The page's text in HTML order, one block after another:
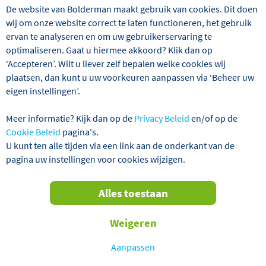
Londen, de hoofdstad van Groot-Brit­tannië, is een
populaire bestemming als stedentrip. Winkelstad,
museumstad, uitgaansstad, musicalstad en vooral
herinneringen en tradities uit het verleden. De zwarte
taxi’s en 'London bobbies' typeren het stadsbeeld in het
en avondtour van deze 4-daagse stedentrip Londen ziet u
indrukwekkende stad. Ook shoppen in het bekende
De website van Bolderman maakt gebruik van cookies. Dit doen
wij om onze website correct te laten functioneren, het gebruik
ervan te analyseren en om uw gebruikerservaring te
optimaliseren. Gaat u hiermee akkoord? Klik dan op
‘Accepteren’. Wilt u liever zelf bepalen welke cookies wij
plaatsen, dan kunt u uw voorkeuren aanpassen via ‘Beheer uw
eigen instellingen’.
Meer informatie? Kijk dan op de Privacy Beleid en/of op de
Cookie Beleid pagina's.
U kunt ten alle tijden via een link aan de onderkant van de
pagina uw instellingen voor cookies wijzigen.
Aanpassen
Weigeren
Alles toestaan